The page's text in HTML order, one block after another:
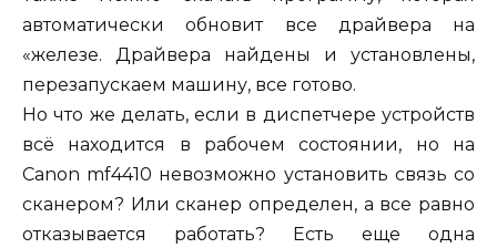
автоматически обновит все драйвера на
«железе. Драйвера найдены и установлены,
перезапускаем машину, все готово.
Но что же делать, если в диспетчере устройств
всё находится в рабочем состоянии, но на
Canon mf4410 невозможно установить связь со
сканером? Или сканер определен, а все равно
отказывается работать? Есть еще одна